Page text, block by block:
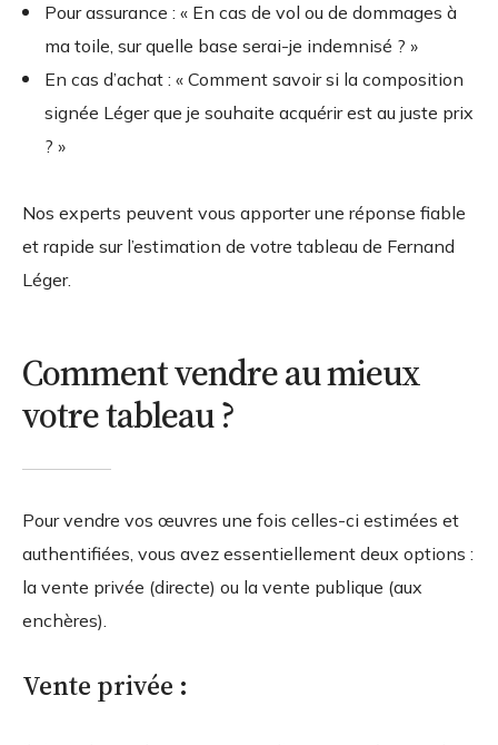
Pour assurance : « En cas de vol ou de dommages à
ma toile, sur quelle base serai-je indemnisé ? »
En cas d’achat : « Comment savoir si la composition
signée Léger que je souhaite acquérir est au juste prix
? »
Nos experts peuvent vous apporter une réponse fiable
et rapide sur l’estimation de votre tableau de Fernand
Léger.
Comment vendre au mieux
votre tableau ?
Pour vendre vos œuvres une fois celles-ci estimées et
authentifiées, vous avez essentiellement deux options :
la vente privée (directe) ou la vente publique (aux
enchères).
Vente privée :